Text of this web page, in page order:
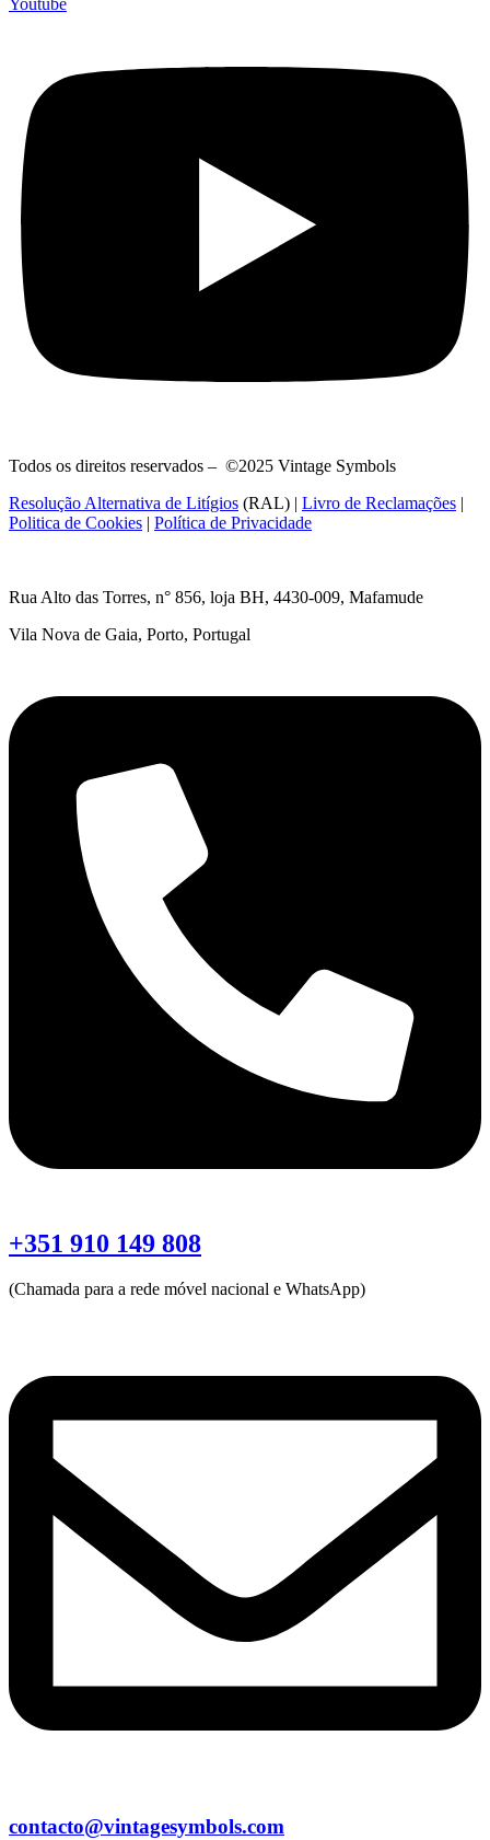
Youtube
Todos os direitos reservados – ©2025 Vintage Symbols
Resolução Alternativa de Litígios (RAL) | Livro de Reclamações |
Politica de Cookies | Política de Privacidade
Rua Alto das Torres, n° 856, loja BH, 4430-009, Mafamude
Vila Nova de Gaia, Porto, Portugal
+351 910 149 808
(Chamada para a rede móvel nacional e WhatsApp)
contacto@vintagesymbols.com